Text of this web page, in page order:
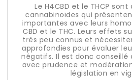
Le H4CBD et le THCP
cannabinoïdes qui
importantes avec leurs
CBD et le THC. Leurs effets
très peu connus et
approfondies pour évaluer
négatifs. Il est donc conseillé
avec prudence et
législation en